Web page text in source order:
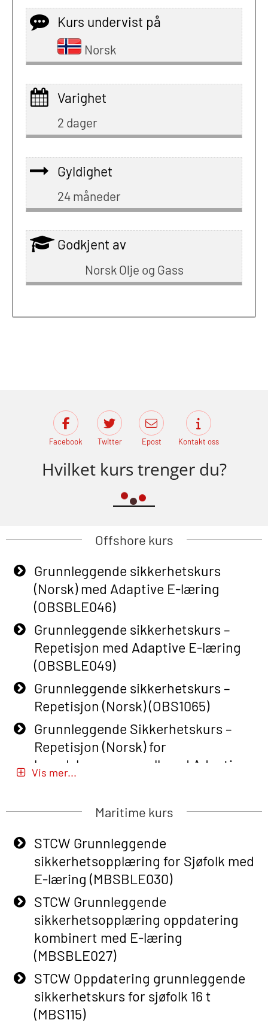
Kurs undervist på
Norsk
Varighet
2 dager
Gyldighet
24 måneder
Godkjent av
Norsk Olje og Gass
Facebook Twitter Epost Kontakt oss
Hvilket kurs trenger du?
Offshore kurs
Grunnleggende sikkerhetskurs
(Norsk) med Adaptive E-læring
(OBSBLE046)
Grunnleggende sikkerhetskurs –
Repetisjon med Adaptive E-læring
(OBSBLE049)
Grunnleggende sikkerhetskurs –
Repetisjon (Norsk) (OBS1065)
Grunnleggende Sikkerhetskurs –
Repetisjon (Norsk) for
beredskapspersonell med Adaptive
Basic Safety Training (English) – with
Basic Safety Training – Refresher
Course (English) with E-learning
(OBSBLE048)
Basic Safety Training – Refresher
Course (English) (OBS1063)
Basic Safety Training (English) – with
E-learning (OBSBLE050)
Helikopterevakuering inkl pustelunge
med adaptive e-læring (OSEBLE018)
Vis mer...
Maritime kurs
STCW Grunnleggende
sikkerhetsopplæring for Sjøfolk med
E-læring (MBSBLE030)
STCW Grunnleggende
sikkerhetsopplæring oppdatering
kombinert med E-læring
(MBSBLE027)
STCW Oppdatering grunnleggende
sikkerhetskurs for sjøfolk 16 t
(MBS115)